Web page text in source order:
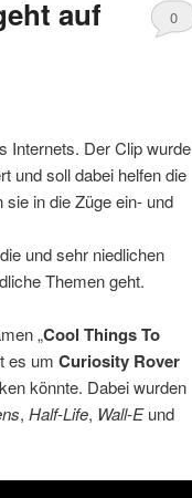
auf
0
Internets. Der Clip wurde
und soll dabei helfen die
in die Züge ein- und
und sehr niedlichen
Themen geht.
„Cool Things To
es um Curiosity Rover
könnte. Dabei wurden
, Half-Life, Wall-Eund